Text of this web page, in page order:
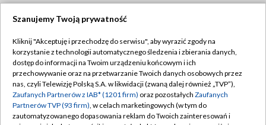
TVP
Abonament TVP
Emisja w TVP
Centrum informacji TVP
Regulamin TVP
Polityka prywatności
Moje zgody
Szanujemy Twoją prywatność
Kliknij "Akceptuję i przechodzę do serwisu", aby wyrazić zgody na
korzystanie z technologii automatycznego śledzenia i zbierania danych,
dostęp do informacji na Twoim urządzeniu końcowym i ich
przechowywanie oraz na przetwarzanie Twoich danych osobowych przez
nas, czyli Telewizję Polską S.A. w likwidacji (zwaną dalej również „TVP”),
Zaufanych Partnerów z IAB* (1201 firm) oraz pozostałych Zaufanych
Partnerów TVP (93 firm), w celach marketingowych (w tym do
zautomatyzowanego dopasowania reklam do Twoich zainteresowań i